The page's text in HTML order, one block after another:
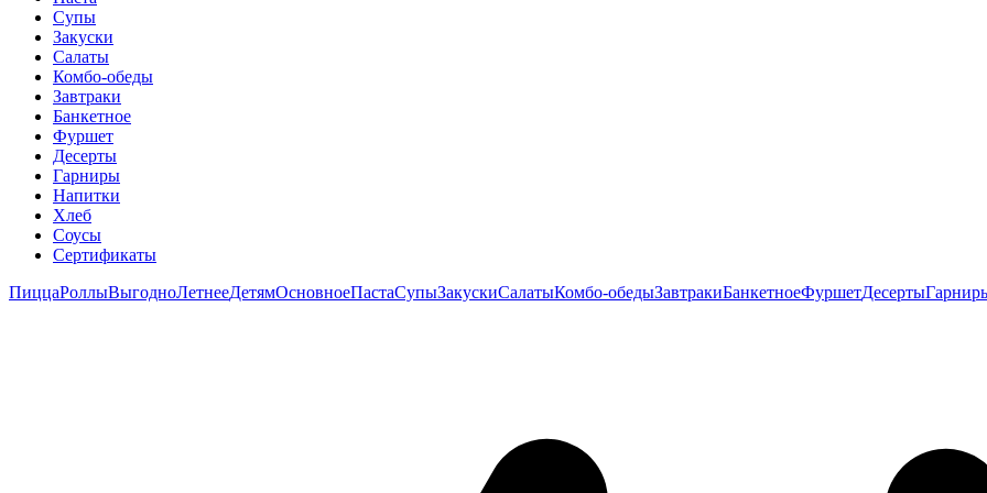
Супы
Закуски
Салаты
Комбо-обеды
Завтраки
Банкетное
Фуршет
Десерты
Гарниры
Напитки
Хлеб
Соусы
Сертификаты
ПиццаРоллыВыгодноЛетнееДетямОсновноеПастаСупыЗакускиСалатыКомбо-обедыЗавтракиБанкетноеФуршетДесерты